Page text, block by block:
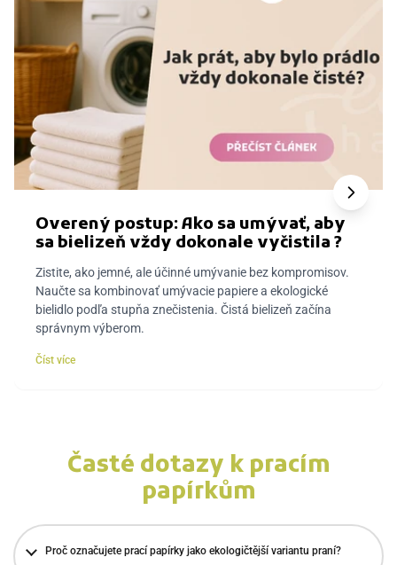
Overený postup: Ako sa umývať, aby
sa bielizeň vždy dokonale vyčistila ?
Zistite, ako jemné, ale účinné umývanie bez kompromisov.
Naučte sa kombinovať umývacie papiere a ekologické
bielidlo podľa stupňa znečistenia. Čistá bielizeň začína
správnym výberom.
Číst více
Časté dotazy k pracím
papírkům
Proč označujete prací papírky jako ekologičtější variantu praní?